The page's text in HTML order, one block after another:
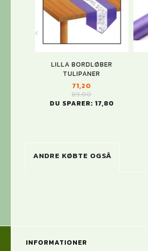
LILLA BORDLØBER
TULIPANER
71,20
89,00
DU SPARER: 17,80
ANDRE KØBTE OGSÅ
INFORMATIONER